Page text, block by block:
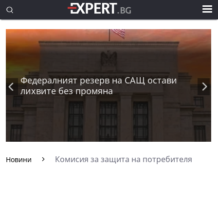
Федералният резерв на САЩ остави
лихвите без промяна
Новини Комисия за защита на потребителя